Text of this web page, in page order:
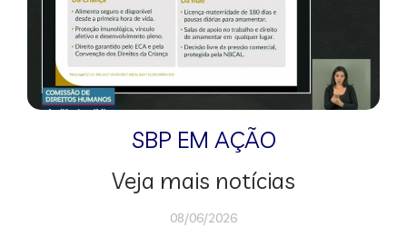
SBP EM AÇÃO
Veja mais notícias
08/06/2026